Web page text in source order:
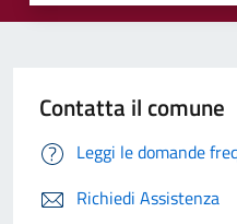
Contatta il comune
Leggi le domande
Richiedi Assistenza